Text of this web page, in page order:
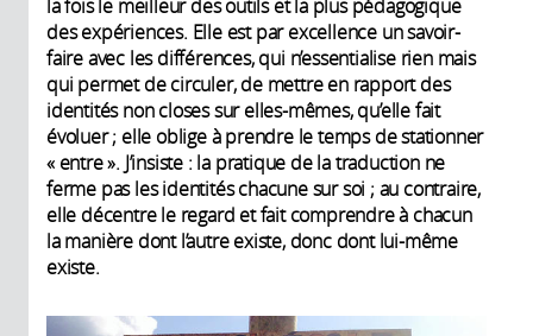
la fois le meilleur des outils et la plus pédagogique
des expériences. Elle est par excellence un savoir-
faire avec les différences, qui n’essentialise rien mais
qui permet de circuler, de mettre en rapport des
identités non closes sur elles-mêmes, qu’elle fait
évoluer ; elle oblige à prendre le temps de stationner
« entre ». J’insiste : la pratique de la traduction ne
ferme pas les identités chacune sur soi ; au contraire,
elle décentre le regard et fait comprendre à chacun
la manière dont l’autre existe, donc dont lui-même
existe.